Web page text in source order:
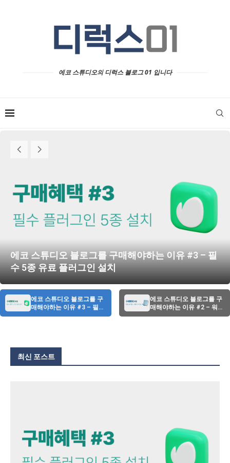
에코 스튜디오의 디럭스 블로그 01 입니다
에코 스튜디오 블로그를 구
매해야하는 이유 #3 – 필수
5종 유료 플러그인 설치
에코 스튜디오 블로그를 구
매해야하는 이유 #2 – 워드
프레스 사용 및 글 쓰는...
에코 스튜디오 블로그를 구매해야하는 이유 #3 – 필
수 5종 유료 플러그인 설치
최신 포스트